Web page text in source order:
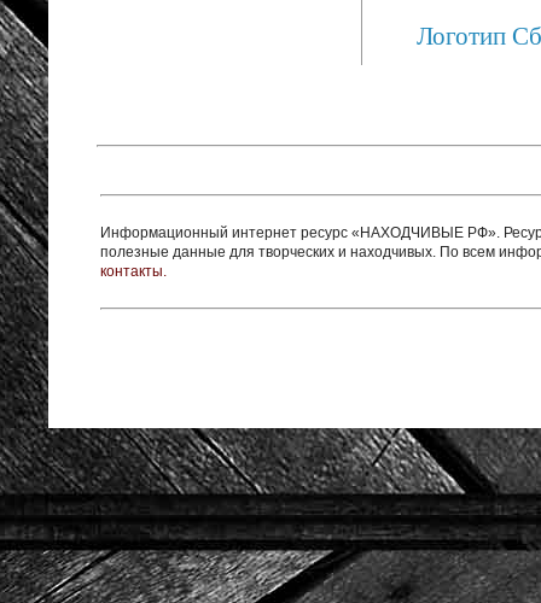
Логотип
Информационный интернет ресурс «НАХОДЧИВЫЕ РФ».
полезные данные для творческих и находчивых. По всем
контакты.